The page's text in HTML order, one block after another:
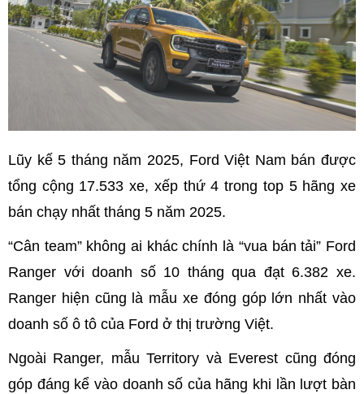
Lũy kế 5 tháng năm 2025, Ford Việt Nam bán được
tổng cộng 17.533 xe, xếp thứ 4 trong top 5 hãng xe
bán chạy nhất tháng 5 năm 2025.
“Cân team” không ai khác chính là “vua bán tải” Ford
Ranger với doanh số 10 tháng qua đạt 6.382 xe.
Ranger hiện cũng là mẫu xe đóng góp lớn nhất vào
doanh số ô tô của Ford ở thị trường Việt.
Ngoài Ranger, mẫu Territory và Everest cũng đóng
góp đáng kể vào doanh số của hãng khi lần lượt bàn